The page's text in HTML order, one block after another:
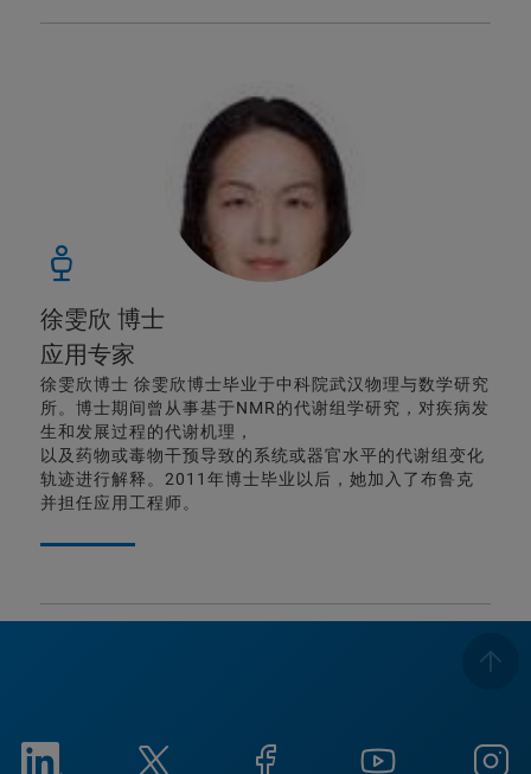
徐雯欣 博士
应用专家
徐雯欣博士 徐雯欣博士毕业于中科院武汉物理与数学研究
所。博士期间曾从事基于NMR的代谢组学研究，对疾病发
生和发展过程的代谢机理，
以及药物或毒物干预导致的系统或器官水平的代谢组变化
轨迹进行解释。2011年博士毕业以后，她加入了布鲁克
并担任应用工程师。